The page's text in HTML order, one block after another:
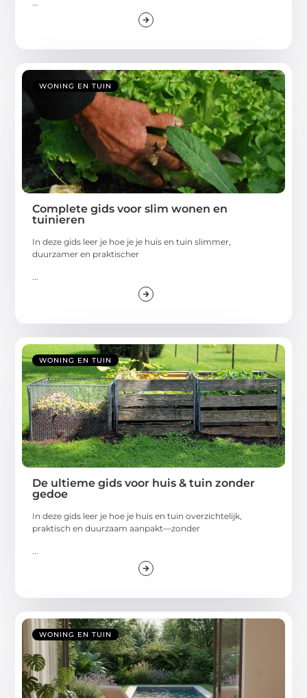
WONING EN TUIN
Complete gids voor slim wonen en
tuinieren
In deze gids leer je hoe je je huis en tuin slimmer,
duurzamer en praktischer
WONING EN TUIN
De ultieme gids voor huis & tuin zonder
gedoe
In deze gids leer je hoe je huis en tuin overzichtelijk,
praktisch en duurzaam aanpakt—zonder
WONING EN TUIN